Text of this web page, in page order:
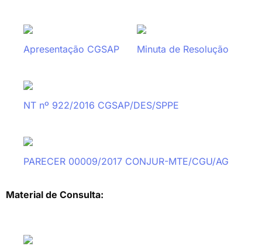
Apresentação CGSAP Minuta de Resolução
NT nº 922/2016 CGSAP/DES/SPPE
PARECER 00009/2017 CONJUR-MTE/CGU/AG
Material de Consulta: